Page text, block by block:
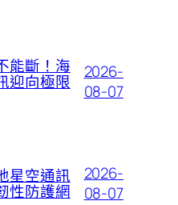
能斷！海
迎向極限
2026-
08-07
星空通訊
性防護網
2026-
08-07